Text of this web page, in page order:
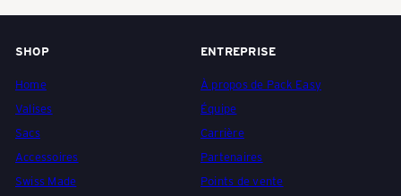
u
f
e
SHOP
Home
Valises
Sacs
Accessoires
Swiss Made
ENTREPRISE
À propos de Pack Easy
Équipe
Carrière
Partenaires
Points de vente